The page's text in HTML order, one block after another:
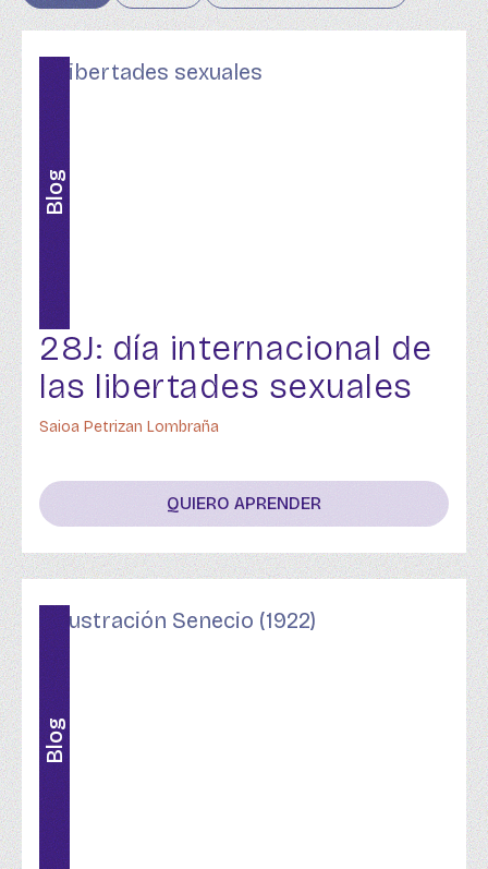
Blog
28J: día internacional de
las libertades sexuales
Saioa Petrizan Lombraña
QUIERO APRENDER
Blog